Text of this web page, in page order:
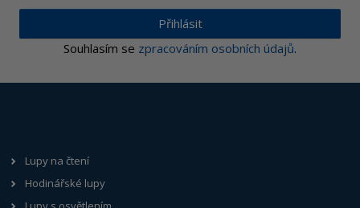
Přihlásit
Souhlasím se zpracováním osobních údajů.
Lupy na čtení
Hodinářské lupy